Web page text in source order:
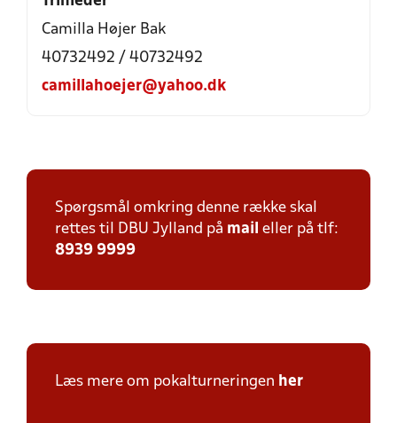
Camilla Højer Bak
40732492 / 40732492
camillahoejer@yahoo.dk
Spørgsmål omkring denne række skal
rettes til DBU Jylland på mail eller på tlf:
8939 9999
Læs mere om pokalturneringen her